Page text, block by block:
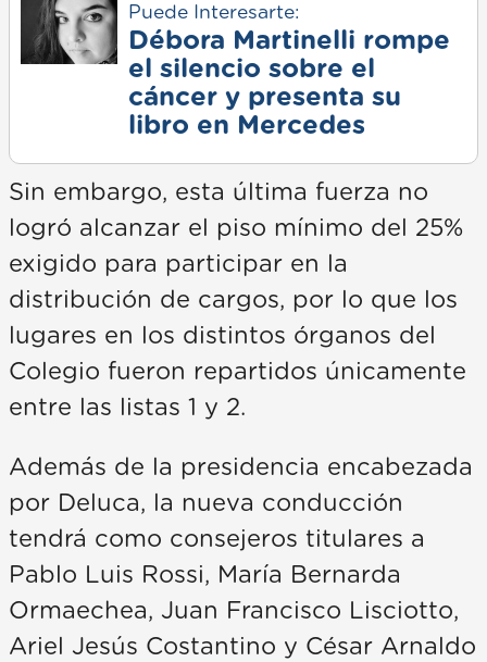
Puede Interesarte:
Débora Martinelli rompe
el silencio sobre el
cáncer y presenta su
libro en Mercedes
Sin embargo, esta última fuerza no
logró alcanzar el piso mínimo del 25%
exigido para participar en la
distribución de cargos, por lo que los
lugares en los distintos órganos del
Colegio fueron repartidos únicamente
entre las listas 1 y 2.
Además de la presidencia encabezada
por Deluca, la nueva conducción
tendrá como consejeros titulares a
Pablo Luis Rossi, María Bernarda
Ormaechea, Juan Francisco Lisciotto,
Ariel Jesús Costantino y César Arnaldo